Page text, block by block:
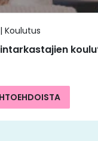
Koulutus